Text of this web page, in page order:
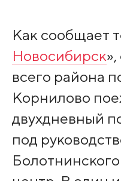
Как сообщает
Новосибирск
всего района
Корнилово
двухдневный
под